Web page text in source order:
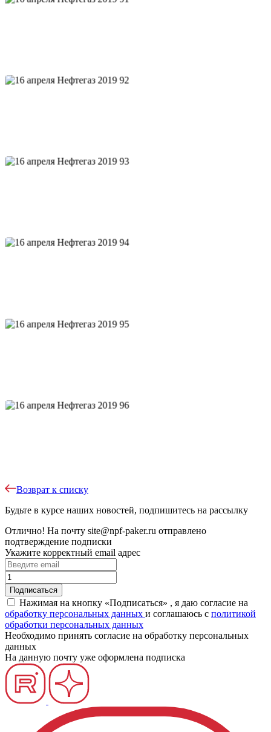
Возврат к списку
Будьте в курсе наших новостей, подпишитесь на рассылку
Отлично! На почту site@npf-paker.ru отправлено
подтверждение подписки
Укажите корректный email адрес
Нажимая на кнопку «Подписаться» , я даю согласие на
обработку персональных данных и соглашаюсь c политикой
обработки персональных данных
Необходимо принять согласие на обработку персональных
данных
На данную почту уже оформлена подписка